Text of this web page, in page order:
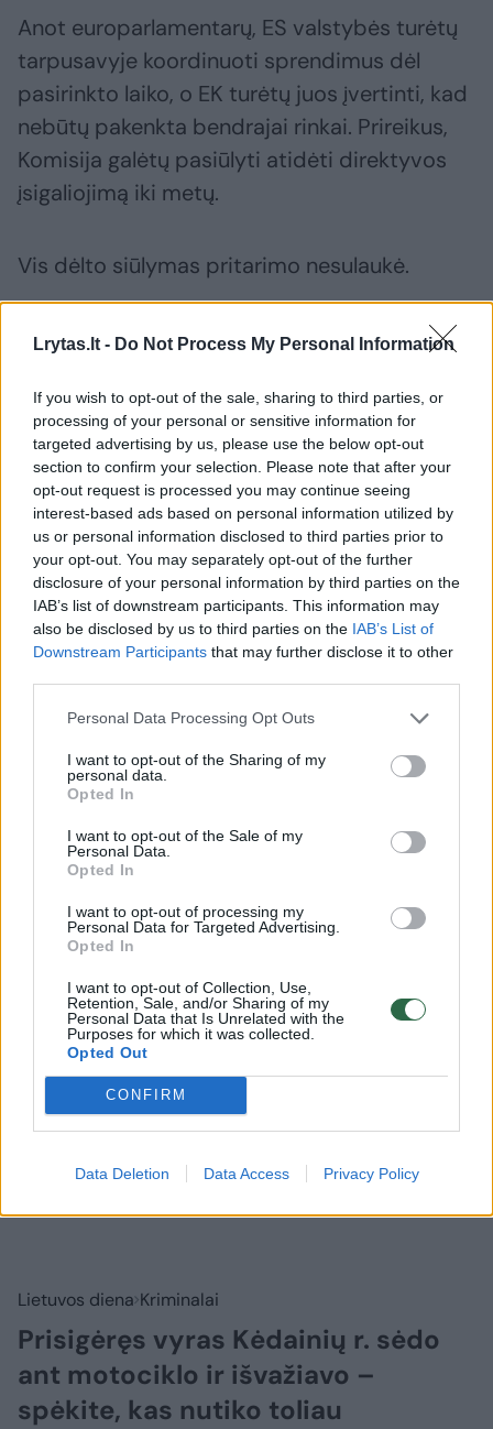
Lrytas.lt - Do Not Process My Personal Information
If you wish to opt-out of the sale, sharing to third parties, or
processing of your personal or sensitive information for
targeted advertising by us, please use the below opt-out
section to confirm your selection. Please note that after your
opt-out request is processed you may continue seeing
interest-based ads based on personal information utilized by
us or personal information disclosed to third parties prior to
your opt-out. You may separately opt-out of the further
disclosure of your personal information by third parties on the
IAB’s list of downstream participants. This information may
also be disclosed by us to third parties on the IAB’s List of
Downstream Participants that may further disclose it to other
Personal Data Processing Opt Outs
I want to opt-out of the Sharing of my
personal data.
Opted In
I want to opt-out of the Sale of my
Personal Data.
Opted In
I want to opt-out of processing my
Personal Data for Targeted Advertising.
Opted In
I want to opt-out of Collection, Use,
Retention, Sale, and/or Sharing of my
Personal Data that Is Unrelated with the
Purposes for which it was collected.
Opted Out
CONFIRM
Data Deletion Data Access Privacy Policy
Anot europarlamentarų, ES valstybės turėtų
tarpusavyje koordinuoti sprendimus dėl
pasirinkto laiko, o EK turėtų juos įvertinti, kad
nebūtų pakenkta bendrajai rinkai. Prireikus,
Komisija galėtų pasiūlyti atidėti direktyvos
įsigaliojimą iki metų.
Vis dėlto siūlymas pritarimo nesulaukė.
Diskusijose šiuo klausimu ES Taryboje
pažymi, kad šiuo metu dėl sezoninio laiko
keitimo atsisakymo diskusijos tebevyksta,
tačiau tai nėra prioritetinis klausimas.
vasaros laikas laiko sukimas Europos Komisija (EK)
Komentuoti po šiuo straipsniu
Komentuoti gali tik Lrytas registruoti vartotojai.
bendruomenės ir bendraukite komentaruose!
Rodyti komentarus
Prisijungti komentatoriams
Lietuvos diena Kriminalai
Prisigėręs vyras Kėdainių r. sėdo
ant motociklo ir išvažiavo –
spėkite, kas nutiko toliau